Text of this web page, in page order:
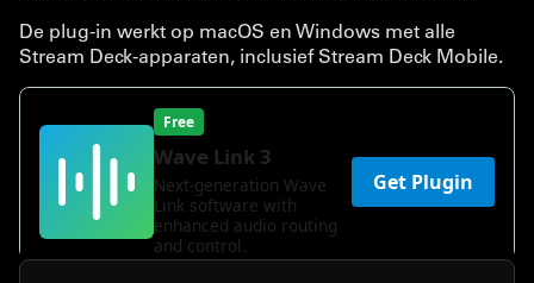
De plug-in werkt op macOS en Windows met alle
Stream Deck-apparaten, inclusief Stream Deck Mobile.